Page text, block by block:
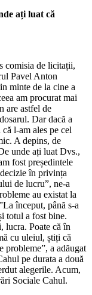
ați luat că
comisia de licitații,
Pavel Anton
minte de la cine a
am procurat mai
are astfel de
Dar dacă a
l-am ales pe cel
A depins, de
unde ați luat Dvs.,
fost președintele
în privința
de lucru”, ne-a
au existat la
început, până s-a
totul a fost bine.
lucra. Poate că în
cu uleiul, știți că
probleme”, a adăugat
pe durata a două
alegerile. Acum,
Sociale Cahul.